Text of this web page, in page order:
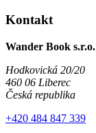
Kontakt
Wander Book s.r.o.
Hodkovická 20/20
460 06 Liberec
Česká republika
+420 484 847 339